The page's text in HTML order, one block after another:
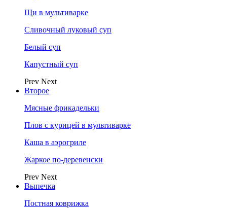
Щи в мультиварке
Сливочный луковый суп
Белый суп
Капустный суп
Prev Next
Второе
Мясные фрикадельки
Плов с курицей в мультиварке
Каша в аэрогриле
Жаркое по-деревенски
Prev Next
Выпечка
Постная коврижка